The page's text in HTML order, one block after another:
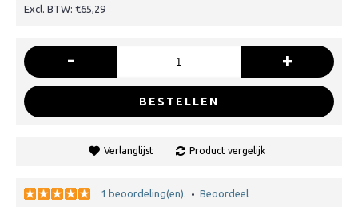
Excl. BTW: €65,29
- +
BESTELLEN
Verlanglijst Product vergelijk
1 beoordeling(en). • Beoordeel